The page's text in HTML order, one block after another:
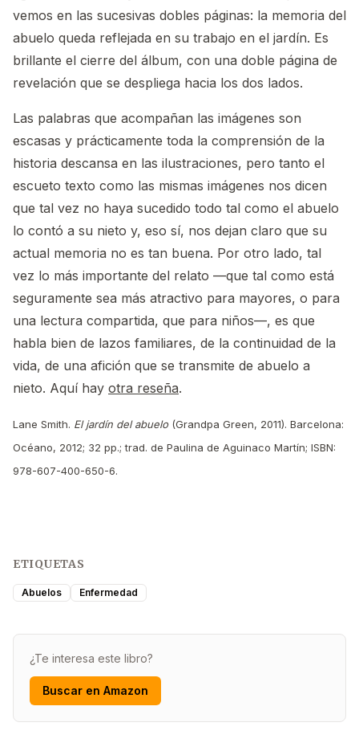
vemos en las sucesivas dobles páginas: la memoria del
abuelo queda reflejada en su trabajo en el jardín. Es
brillante el cierre del álbum, con una doble página de
revelación que se despliega hacia los dos lados.
Las palabras que acompañan las imágenes son
escasas y prácticamente toda la comprensión de la
historia descansa en las ilustraciones, pero tanto el
escueto texto como las mismas imágenes nos dicen
que tal vez no haya sucedido todo tal como el abuelo
lo contó a su nieto y, eso sí, nos dejan claro que su
actual memoria no es tan buena. Por otro lado, tal
vez lo más importante del relato —que tal como está
seguramente sea más atractivo para mayores, o para
una lectura compartida, que para niños—, es que
habla bien de lazos familiares, de la continuidad de la
vida, de una afición que se transmite de abuelo a
nieto. Aquí hay otra reseña.
Lane Smith. El jardín del abuelo(Grandpa Green, 2011). Barcelona:
Océano, 2012; 32 pp.; trad. de Paulina de Aguinaco Martín; ISBN:
978-607-400-650-6.
ETIQUETAS
Abuelos Enfermedad
¿Te interesa este libro?
Buscar en Amazon